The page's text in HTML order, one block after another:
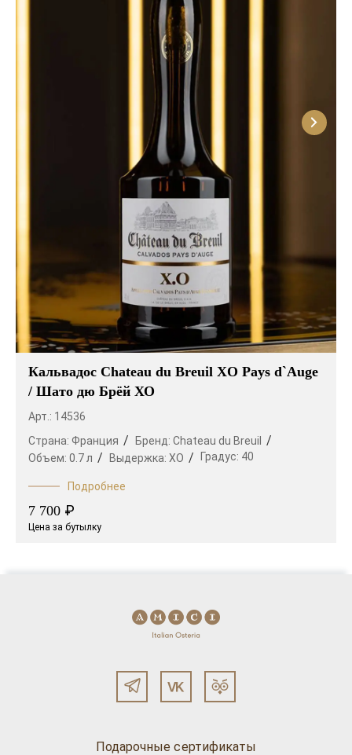
Кальвадос Chateau du Breuil XO Pays d`Auge
/ Шато дю Брёй ХО
Арт.: 14536
Страна: Франция Бренд: Chateau du Breuil
Объем: 0.7 л Выдержка: XO Градус: 40
Подробнее
7 700 ₽
Цена за бутылку
Подарочные сертификаты